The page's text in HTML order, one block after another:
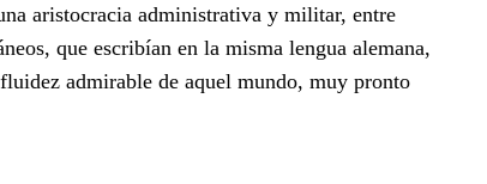
aristocracia administrativa y militar, entre
que escribían en la misma lengua alemana,
admirable de aquel mundo, muy pronto